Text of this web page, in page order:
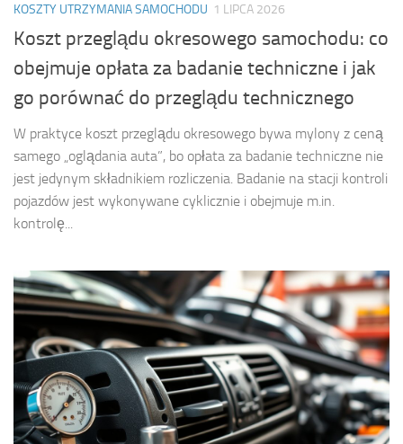
KOSZTY UTRZYMANIA SAMOCHODU 1 LIPCA 2026
Koszt przeglądu okresowego samochodu: co
obejmuje opłata za badanie techniczne i jak
go porównać do przeglądu technicznego
W praktyce koszt przeglądu okresowego bywa mylony z ceną
samego „oglądania auta”, bo opłata za badanie techniczne nie
jest jedynym składnikiem rozliczenia. Badanie na stacji kontroli
pojazdów jest wykonywane cyklicznie i obejmuje m.in.
kontrolę...